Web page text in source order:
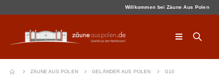
Willkommen bei Zäune Aus Polen
ZÄUNE AUS POLEN GELÄNDER AUS POLEN G10